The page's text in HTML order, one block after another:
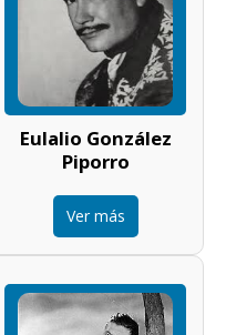
Eulalio González
Piporro
Ver más